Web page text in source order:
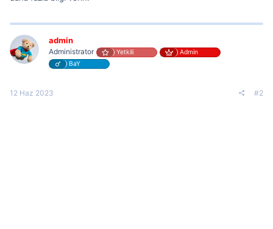
admin
Administrator Yetkili
Admin
BaY
12 Haz 2023 #2